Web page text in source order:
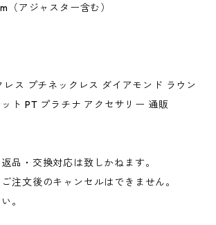
（アジャスター含む）
レス プチネックレス ダイアモンド ラウン
ット PT プラチナ アクセサリー 通販
品・交換対応は致しかねます。
注文後のキャンセルはできません。
。